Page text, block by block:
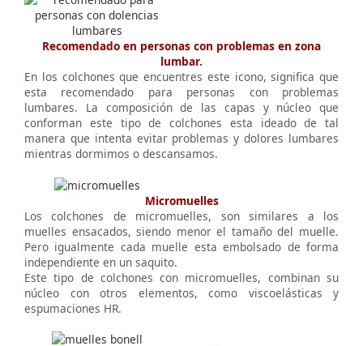
Recomendado en personas con problemas en zona
lumbar.
En los colchones que encuentres este icono, significa que
esta recomendado para personas con problemas
lumbares. La composición de las capas y núcleo que
conforman este tipo de colchones esta ideado de tal
manera que intenta evitar problemas y dolores lumbares
mientras dormimos o descansamos.
Micromuelles
Los colchones de micromuelles, son similares a los
muelles ensacados, siendo menor el tamaño del muelle.
Pero igualmente cada muelle esta embolsado de forma
independiente en un saquito.
Este tipo de colchones con micromuelles, combinan su
núcleo con otros elementos, como viscoelásticas y
espumaciones HR.